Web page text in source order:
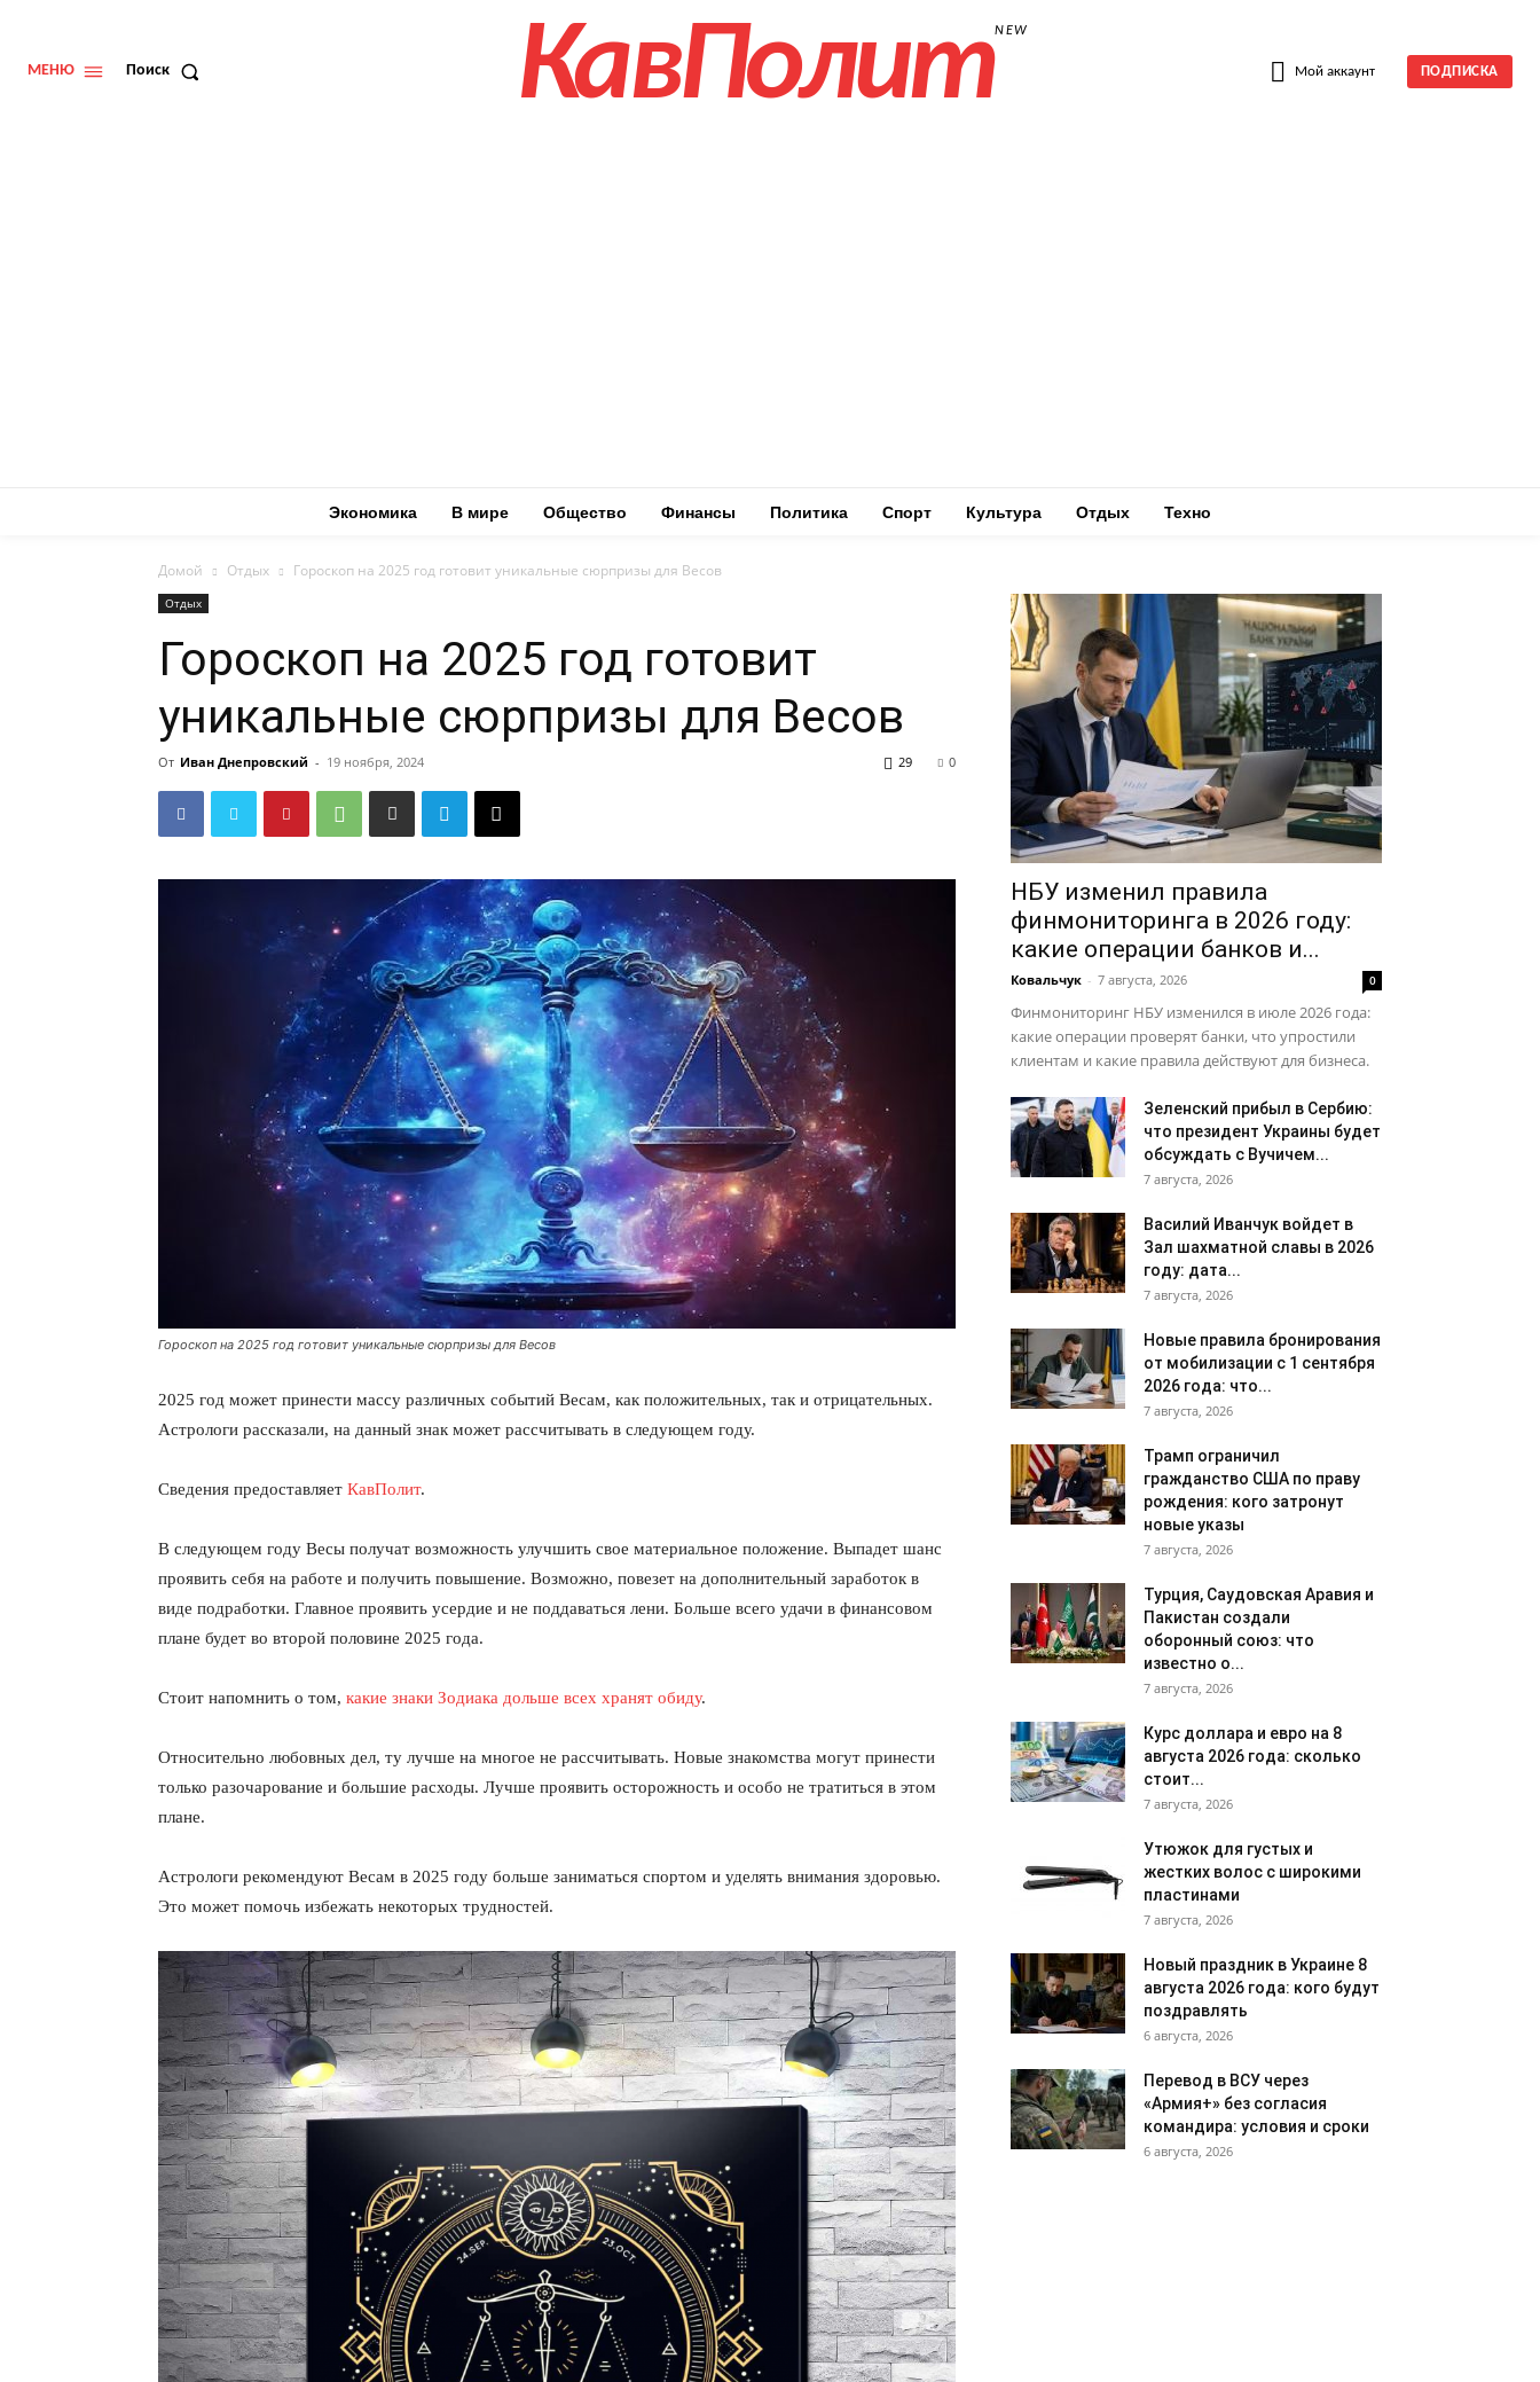
КавПолит
МЕНЮ Поиск КавПолитNEW
Мой аккаунт ПОДПИСКА
Экономика В мире Общество Финансы Политика Спорт Культура Отдых Техно
Домой Отдых Гороскоп на 2025 год готовит уникальные сюрпризы для Весов
Отдых
Гороскоп на 2025 год готовит
уникальные сюрпризы для Весов
От Иван Днепровский - 19 ноября, 2024 0
29
Гороскоп на 2025 год готовит уникальные сюрпризы для Весов
2025 год может принести массу различных событий Весам, как положительных, так и отрицательных.
Астрологи рассказали, на данный знак может рассчитывать в следующем году.
Сведения предоставляет КавПолит.
В следующем году Весы получат возможность улучшить свое материальное положение. Выпадет шанс
проявить себя на работе и получить повышение. Возможно, повезет на дополнительный заработок в
виде подработки. Главное проявить усердие и не поддаваться лени. Больше всего удачи в финансовом
плане будет во второй половине 2025 года.
Стоит напомнить о том, какие знаки Зодиака дольше всех хранят обиду.
Относительно любовных дел, ту лучше на многое не рассчитывать. Новые знакомства могут принести
только разочарование и большие расходы. Лучше проявить осторожность и особо не тратиться в этом
плане.
Астрологи рекомендуют Весам в 2025 году больше заниматься спортом и уделять внимания здоровью.
Это может помочь избежать некоторых трудностей.
НБУ изменил правила
финмониторинга в 2026 году:
какие операции банков и...
Ковальчук - 7 августа, 2026 0
Финмониторинг НБУ изменился в июле 2026 года:
какие операции проверят банки, что упростили
клиентам и какие правила действуют для бизнеса.
Зеленский прибыл в Сербию:
что президент Украины будет
обсуждать с Вучичем...
7 августа, 2026
Василий Иванчук войдет в
Зал шахматной славы в 2026
году: дата...
7 августа, 2026
Новые правила бронирования
от мобилизации с 1 сентября
2026 года: что...
7 августа, 2026
Трамп ограничил
гражданство США по праву
рождения: кого затронут
новые указы
7 августа, 2026
Турция, Саудовская Аравия и
Пакистан создали
оборонный союз: что
известно о...
7 августа, 2026
Курс доллара и евро на 8
августа 2026 года: сколько
стоит...
7 августа, 2026
Утюжок для густых и
жестких волос с широкими
пластинами
7 августа, 2026
Новый праздник в Украине 8
августа 2026 года: кого будут
поздравлять
6 августа, 2026
Перевод в ВСУ через
«Армия+» без согласия
командира: условия и сроки
6 августа, 2026